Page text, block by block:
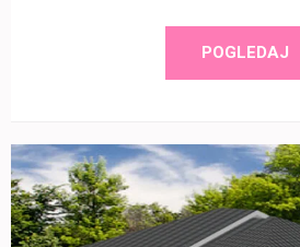
POGLEDAJ